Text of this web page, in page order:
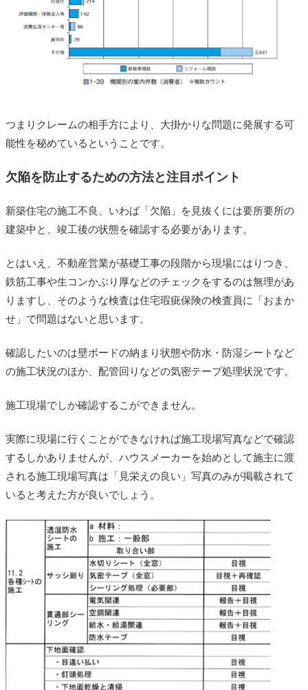
つまりクレームの相手方により、大掛かりな問題に発展する可
能性を秘めているということです。
欠陥を防止するための方法と注目ポイント
新築住宅の施工不良、いわば「欠陥」を見抜くには要所要所の
建築中と、竣工後の状態を確認する必要があります。
とはいえ、不動産営業が基礎工事の段階から現場にはりつき、
鉄筋工事や生コンかぶり厚などのチェックをするのは無理があ
りますし、そのような検査は住宅瑕疵保険の検査員に「おまか
せ」で問題はないと思います。
確認したいのは壁ボードの納まり状態や防水・防湿シートなど
の施工状況のほか、配管回りなどの気密テープ処理状況です。
施工現場でしか確認するこができません。
実際に現場に行くことができなければ施工現場写真などで確認
するしかありませんが、ハウスメーカーを始めとして施主に渡
される施工現場写真は「見栄えの良い」写真のみが掲載されて
いると考えた方が良いでしょう。